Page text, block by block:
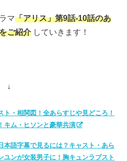
マ「アリス」第9話‐10話のあ
ご紹介 していきます！
↓
・相関図！全あらすじや見どころ！
キム・ヒソンと豪華共演
本語字幕で見るには？キャスト・あら
ユンが女装男子に！胸キュンラブスト